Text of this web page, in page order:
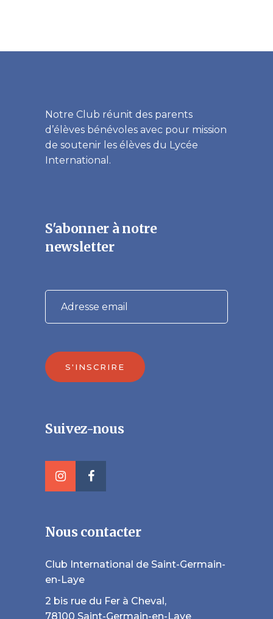
Notre Club réunit des parents
d’élèves bénévoles avec pour mission
de soutenir les élèves du Lycée
International.
S'abonner à notre
newsletter
S'INSCRIRE
Suivez-nous
Nous contacter
Club International de Saint-Germain-
en-Laye
2 bis rue du Fer à Cheval,
78100 Saint-Germain-en-Laye